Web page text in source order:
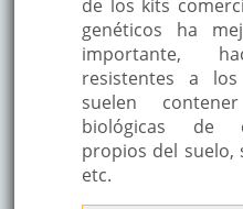
de los kits
genéticos ha
importante,
resistentes a
suelen
biológicas de
propios del suelo,
etc.